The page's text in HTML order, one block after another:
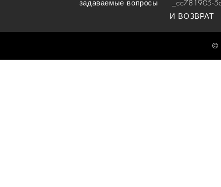
задаваемые вопросы _cc781905-
И ВОЗВРАТ
©